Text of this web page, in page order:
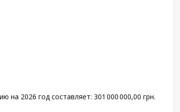
на 2026 год составляет: 301 000 000,00 грн.